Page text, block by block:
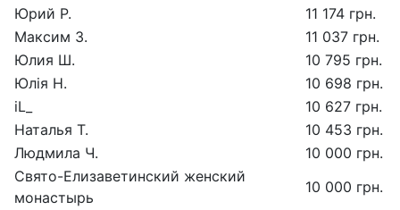
Юрий Р.
11 174 грн.
Максим З.
11 037 грн.
Юлия Ш.
10 795 грн.
Юлія Н.
10 698 грн.
iL_
10 627 грн.
Наталья Т.
10 453 грн.
Людмила Ч.
10 000 грн.
Свято-Елизаветинский женский
монастырь
10 000 грн.